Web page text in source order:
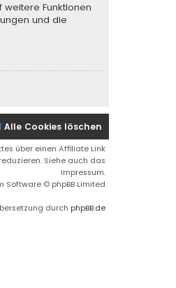
Funktionen
und die
Alle Cookies löschen
über einen Affiliate Link
Siehe auch das
Impressum.
Software © phpBB Limited
durch phpBB.de